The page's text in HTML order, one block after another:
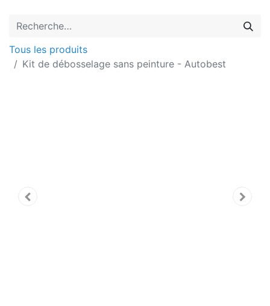
Tous les produits
Kit de débosselage sans peinture - Autobest